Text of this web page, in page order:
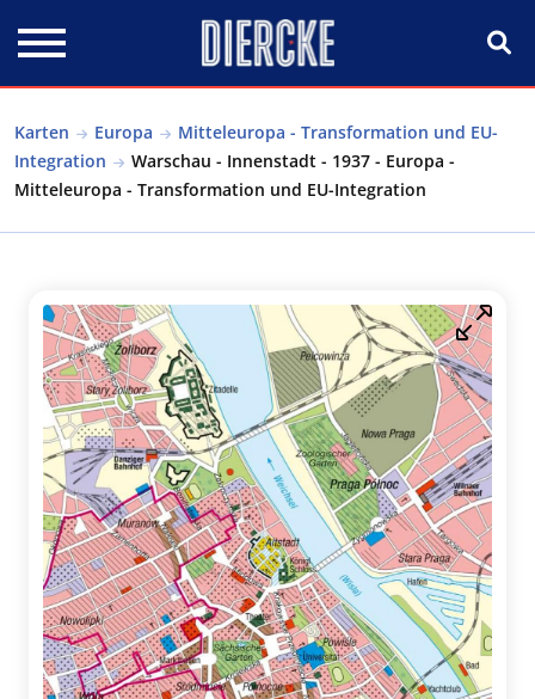
Karten Europa
Mitteleuropa - Transformation und EU-
Integration
Warschau - Innenstadt - 1937 - Europa -
Mitteleuropa - Transformation und EU-Integration